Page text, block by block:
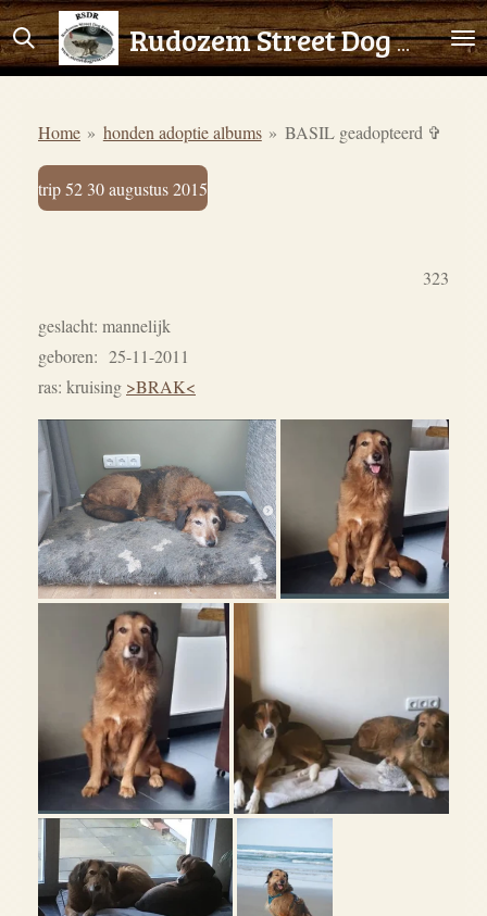
Ga
direct
hoofdinhoud
Rudozem Street Dog Rescue
Home » honden adoptie albums » BASIL geadopteerd ✞
trip 52 30 augustus 2015
323
geslacht: mannelijk
geboren: 25-11-2011
ras: kruising >BRAK<